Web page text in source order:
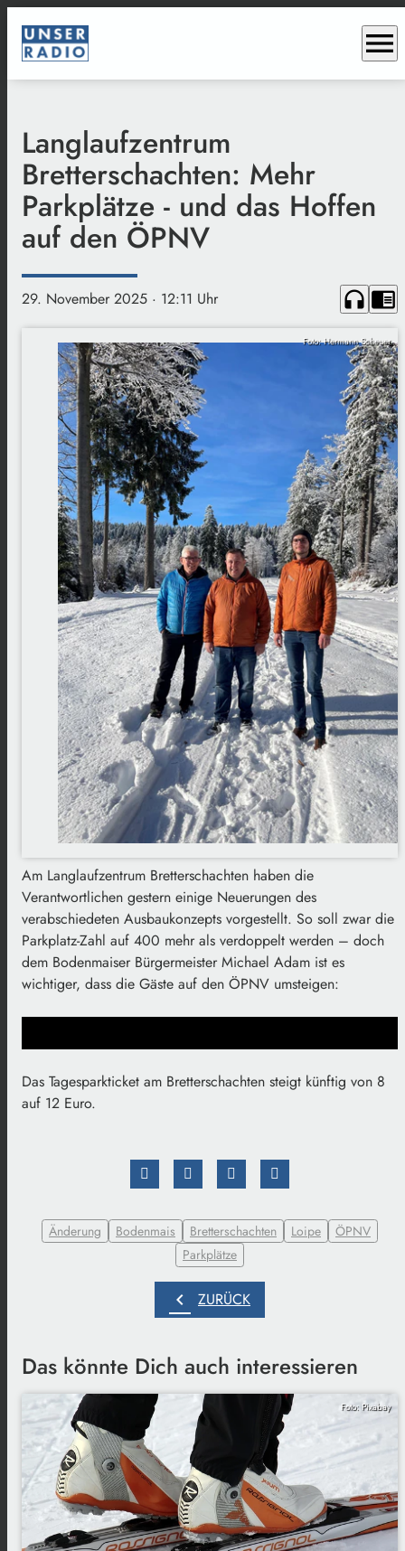
menu
Langlaufzentrum
Bretterschachten: Mehr
Parkplätze - und das Hoffen
auf den ÖPNV
29. November 2025 · 12:11 Uhr headphones chrome_reader_mode
Foto: Hermann Scheuer
Am Langlaufzentrum Bretterschachten haben die
Verantwortlichen gestern einige Neuerungen des
verabschiedeten Ausbaukonzepts vorgestellt. So soll zwar die
Parkplatz-Zahl auf 400 mehr als verdoppelt werden – doch
dem Bodenmaiser Bürgermeister Michael Adam ist es
wichtiger, dass die Gäste auf den ÖPNV umsteigen:
Das Tagesparkticket am Bretterschachten steigt künftig von 8
auf 12 Euro.
Änderung Bodenmais Bretterschachten Loipe
ÖPNV
Parkplätze
chevron_left ZURÜCK
Das könnte Dich auch interessieren
Foto: Pixabay